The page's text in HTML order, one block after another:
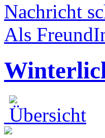
Nachricht
Als